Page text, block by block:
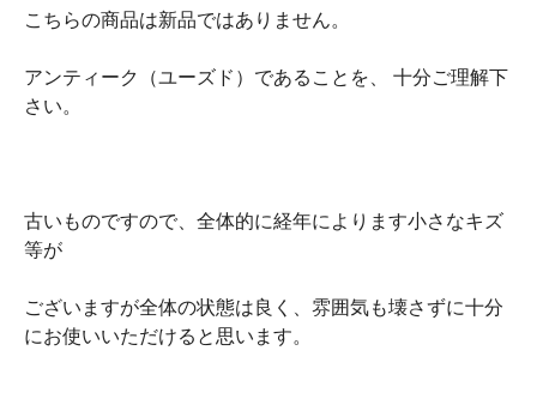
こちらの商品は新品ではありません。
アンティーク（ユーズド）であることを、 十分ご理解下
さい。
古いものですので、全体的に経年によります小さなキズ
等が
ございますが全体の状態は良く、雰囲気も壊さずに十分
にお使いいただけると思います。